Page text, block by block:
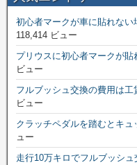
初心者マークが車に貼れな
118,414 ビュー
プリウスに初心者マークが
ビュー
フルブッシュ交換の費用は
ビュー
クラッチペダルを踏むとキ
ュー
走行10万キロでフルブッシ